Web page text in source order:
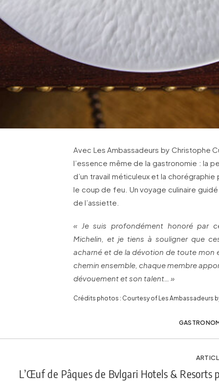
Avec Les Ambassadeurs by Christophe
l’essence même de la gastronomie : la
d’un travail méticuleux et la
le coup de feu. Un voyage culinaire
de l’assiette.
« Je suis profondément honoré par
Michelin, et je tiens à souligner que
acharné et de la dévotion de toute mon
chemin ensemble, chaque membre
dévouement et son talent… »
Crédits photos : Courtesy of Les Ambassadeurs
L’Œuf de Pâques de Bvlgari Hotels & Resorts